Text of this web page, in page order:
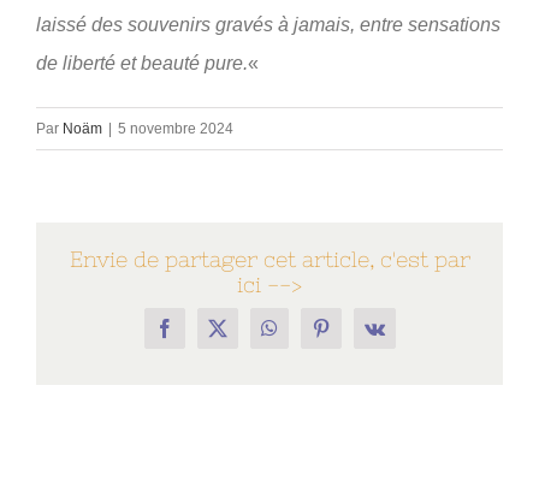
laissé des souvenirs gravés à jamais, entre sensations
de liberté et beauté pure.«
Par Noäm 5 novembre 2024
Envie de partager cet article, c'est par
ici -->
Facebook
X WhatsAppPinterest
Vk